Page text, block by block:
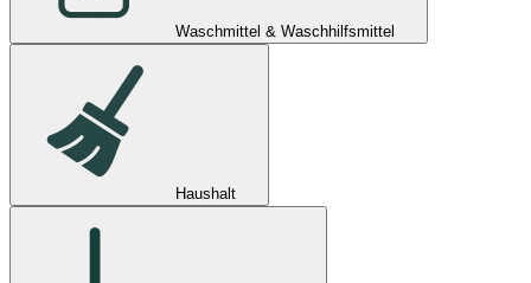
Waschmittel & Waschhilfsmittel
Haushalt